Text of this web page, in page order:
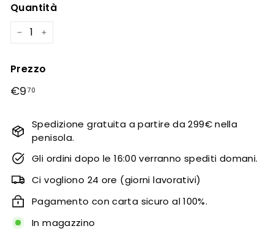
Quantità
− +
Prezzo
prezzo
€9 70
Spedizione gratuita a partire da 299€ nella
penisola.
Gli ordini dopo le 16:00 verranno spediti domani.
Ci vogliono 24 ore (giorni lavorativi)
Pagamento con carta sicuro al 100%.
In magazzino